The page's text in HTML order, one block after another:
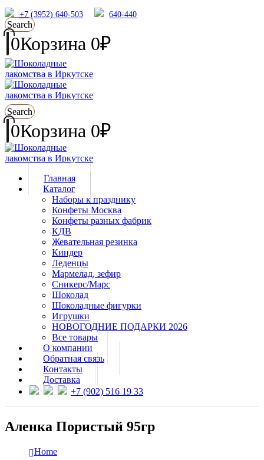
+7 (3952) 640-503 640-440
Search
0Корзина 0₽
Search
0Корзина 0₽
Главная
Каталог
Наборы к празднику
Конфеты Москва
Конфеты разных фабрик
КДВ
Жевательная резинка
Киндер
Леденцы
Мармелад, зефир
Сникерс/Марс
Шоколад
Шоколадные фигурки
Игрушки
НОВОГОДНИЕ ПОДАРКИ 2026
Все товары
О компании
Обратная связь
Контакты
Доставка
+7 (902) 516 19 33
Аленка Пористый 95гр
Home